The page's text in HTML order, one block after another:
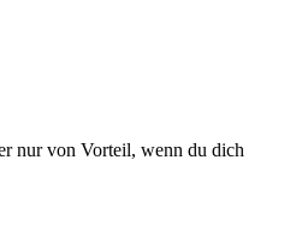
nur von Vorteil, wenn du dich